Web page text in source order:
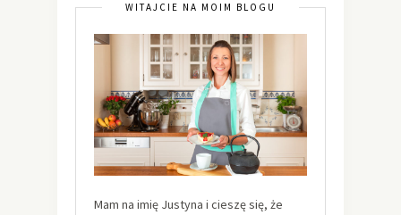
WITAJCIE NA MOIM BLOGU
Mam na imię Justyna i cieszę się, że